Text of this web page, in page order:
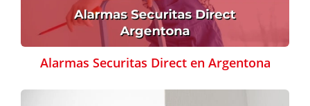
Alarmas Securitas Direct en Argentona